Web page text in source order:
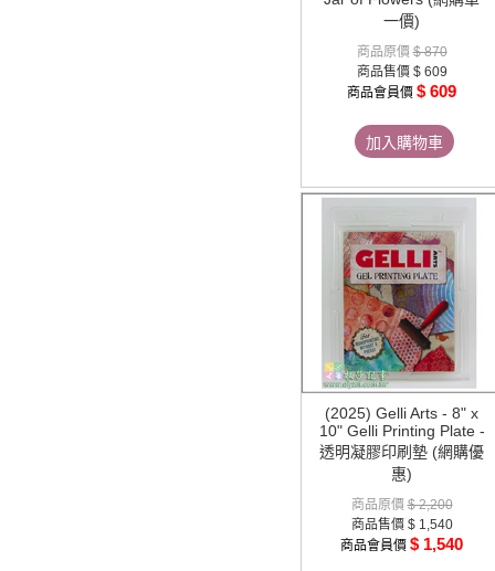
一價)
商品原價$ 870
商品售價 $ 609
商品會員價 $ 609
加入購物車
(2025) Gelli Arts - 8" x
10" Gelli Printing Plate -
透明凝膠印刷墊 (網購優
惠)
商品原價$ 2,200
商品售價 $ 1,540
商品會員價 $ 1,540